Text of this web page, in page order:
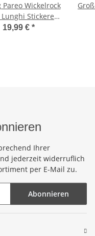
Pareo Wickelrock
Stickerei
Tuch Hell
19,99 € *
Ihrer
jederzeit widerruflich
per E-Mail zu.
Abonnieren